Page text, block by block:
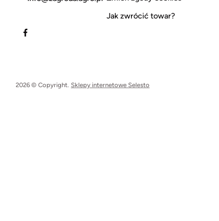
Jak zwrócić towar?
2026 © Copyright. Sklepy internetowe Selesto